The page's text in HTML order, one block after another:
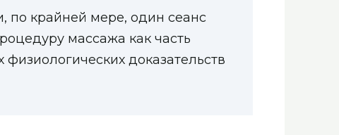
по крайней мере, один сеанс
массажа как часть
доказательств